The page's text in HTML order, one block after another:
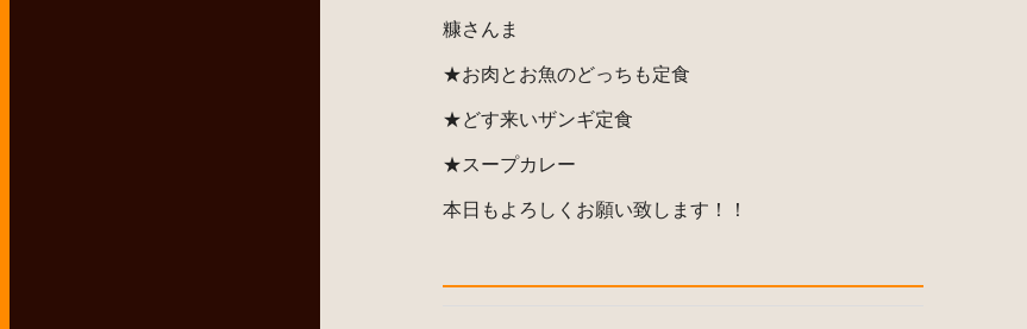
糠さんま
★お肉とお魚のどっちも定食
★どす来いザンギ定食
★スープカレー
本日もよろしくお願い致します！！